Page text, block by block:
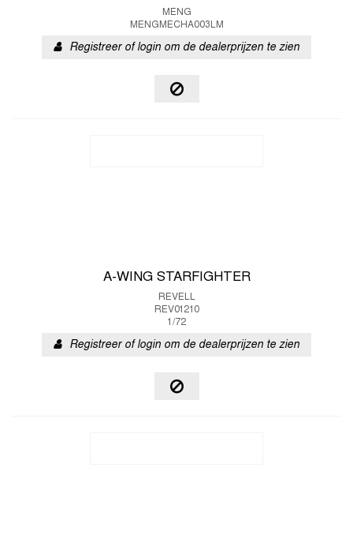
MENG
MENGMECHA003LM
Registreer of login om de dealerprijzen te zien
A-WING STARFIGHTER
REVELL
REV01210
1/72
Registreer of login om de dealerprijzen te zien